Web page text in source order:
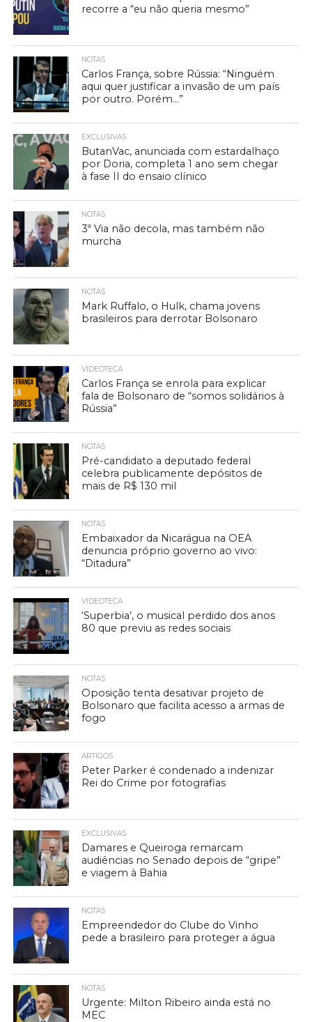
recorre a “eu não queria mesmo”
NOTAS
Carlos França, sobre Rússia: “Ninguém
aqui quer justificar a invasão de um país
por outro. Porém…”
EXCLUSIVAS
ButanVac, anunciada com estardalhaço
por Doria, completa 1 ano sem chegar
à fase II do ensaio clínico
NOTAS
3ª Via não decola, mas também não
murcha
NOTAS
Mark Ruffalo, o Hulk, chama jovens
brasileiros para derrotar Bolsonaro
VIDEOTECA
Carlos França se enrola para explicar
fala de Bolsonaro de “somos solidários à
Rússia”
NOTAS
Pré-candidato a deputado federal
celebra publicamente depósitos de
mais de R$ 130 mil
NOTAS
Embaixador da Nicarágua na OEA
denuncia próprio governo ao vivo:
“Ditadura”
VIDEOTECA
‘Superbia’, o musical perdido dos anos
80 que previu as redes sociais
NOTAS
Oposição tenta desativar projeto de
Bolsonaro que facilita acesso a armas de
fogo
ARTIGOS
Peter Parker é condenado a indenizar
Rei do Crime por fotografias
EXCLUSIVAS
Damares e Queiroga remarcam
audiências no Senado depois de “gripe”
e viagem à Bahia
NOTAS
Empreendedor do Clube do Vinho
pede a brasileiro para proteger a água
NOTAS
Urgente: Milton Ribeiro ainda está no
MEC